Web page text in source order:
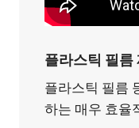
플라스틱 필름
플라스틱 필름
하는 매우 효율